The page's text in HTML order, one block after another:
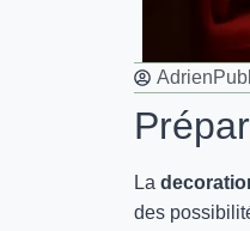
Adrien
La
des